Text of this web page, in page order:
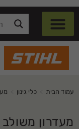
עמוד הבית כלי גינון